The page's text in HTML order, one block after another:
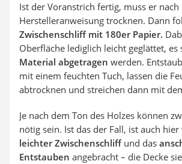
Ist der Voranstrich fertig, muss er nach
Herstelleranweisung trocknen. Dann
Zwischenschliff mit 180er Papier.
Oberfläche lediglich leicht geglättet, es
Material abgetragen werden.
mit einem feuchten Tuch, lassen die
abtrocknen und streichen dann mit
Je nach dem Ton des Holzes können
nötig sein. Ist das der Fall, ist auch
leichter Zwischenschliffund das
Entstauben angebracht – die Decke